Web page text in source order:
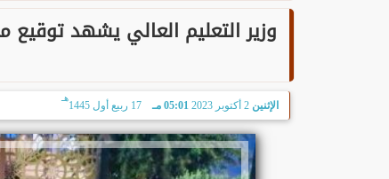
وزير التعليم العالي يشهد
الإثنين 2 أكتوبر 2023 05:01 مـ 17 ربيع أول 1445
هـ